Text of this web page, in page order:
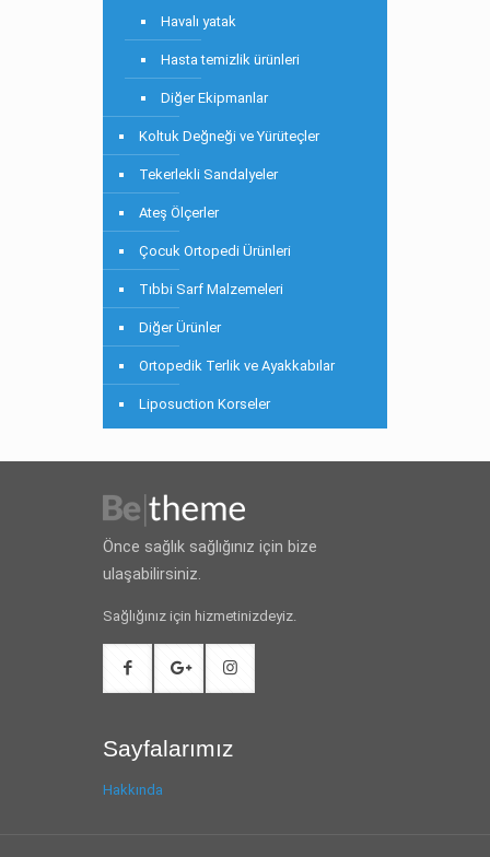
Havalı yatak
Hasta temizlik ürünleri
Diğer Ekipmanlar
Koltuk Değneği ve Yürüteçler
Tekerlekli Sandalyeler
Ateş Ölçerler
Çocuk Ortopedi Ürünleri
Tıbbi Sarf Malzemeleri
Diğer Ürünler
Ortopedik Terlik ve Ayakkabılar
Liposuction Korseler
Önce sağlık sağlığınız için bize
ulaşabilirsiniz.
Sağlığınız için hizmetinizdeyiz.
Sayfalarımız
Hakkında